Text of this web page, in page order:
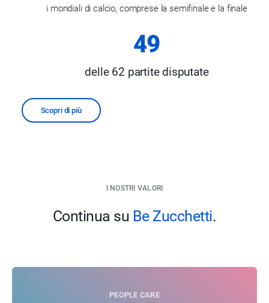
i mondiali di calcio, comprese la semifinale e la finale
49
delle 62 partite disputate
Scopri di più
I NOSTRI VALORI
Continua su Be Zucchetti.
PEOPLE CARE